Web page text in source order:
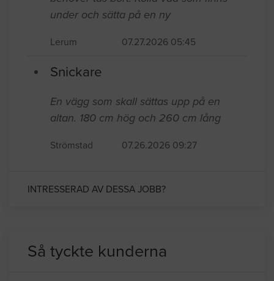
under och sätta på en ny
Lerum 07.27.2026 05:45
Snickare
En vägg som skall sättas upp på en
altan. 180 cm hög och 260 cm lång
Strömstad 07.26.2026 09:27
INTRESSERAD AV DESSA JOBB?
Så tyckte kunderna